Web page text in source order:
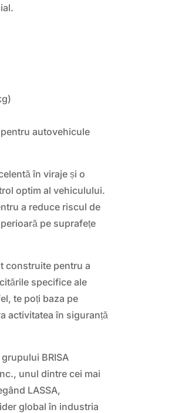
autovehicule
în viraje și o
optim al vehiculului.
a reduce riscul de
pe suprafețe
construite pentru a
specifice ale
te poți baza pe
activitatea în siguranță
BRISA
unul dintre cei mai
LASSA,
global în industria